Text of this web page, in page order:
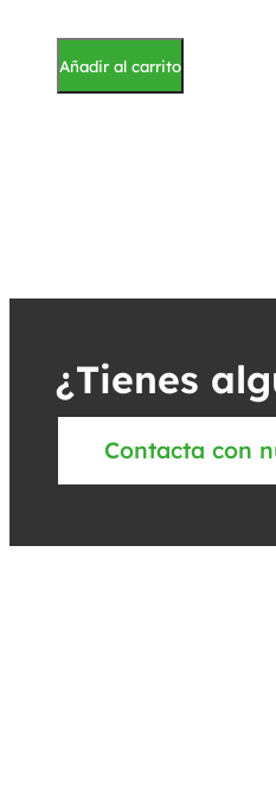
Añadir al carrito
¿Tienes
Contacta con